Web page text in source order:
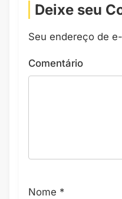
Deixe seu
Seu endereço de
Comentário
Nome *